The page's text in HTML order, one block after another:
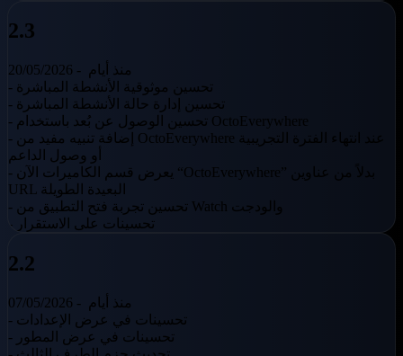
2.3
20/05/2026 - منذ أيام
- تحسين موثوقية الأنشطة المباشرة
- تحسين إدارة حالة الأنشطة المباشرة
- تحسين الوصول عن بُعد باستخدام OctoEverywhere
- إضافة تنبيه مفيد من OctoEverywhere عند انتهاء الفترة التجريبية
أو وصول الداعم
- يعرض قسم الكاميرات الآن “OctoEverywhere” بدلاً من عناوين
URL البعيدة الطويلة
- تحسين تجربة فتح التطبيق من Watch والودجت
- تحسينات على الاستقرار
2.2
07/05/2026 - منذ أيام
- تحسينات في عرض الإعدادات
- تحسينات في عرض المطور